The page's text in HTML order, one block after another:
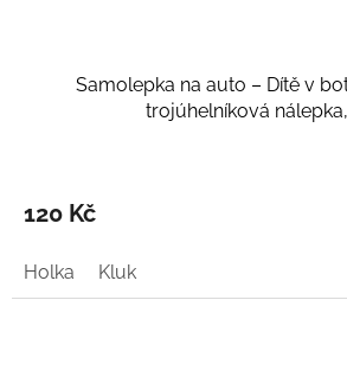
Samolepka na auto – Dítě v
trojúhelníková
120 Kč
Holka Kluk